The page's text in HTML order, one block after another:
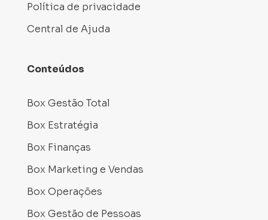
Política de privacidade
Central de Ajuda
Conteúdos
Box Gestão Total
Box Estratégia
Box Finanças
Box Marketing e Vendas
Box Operações
Box Gestão de Pessoas